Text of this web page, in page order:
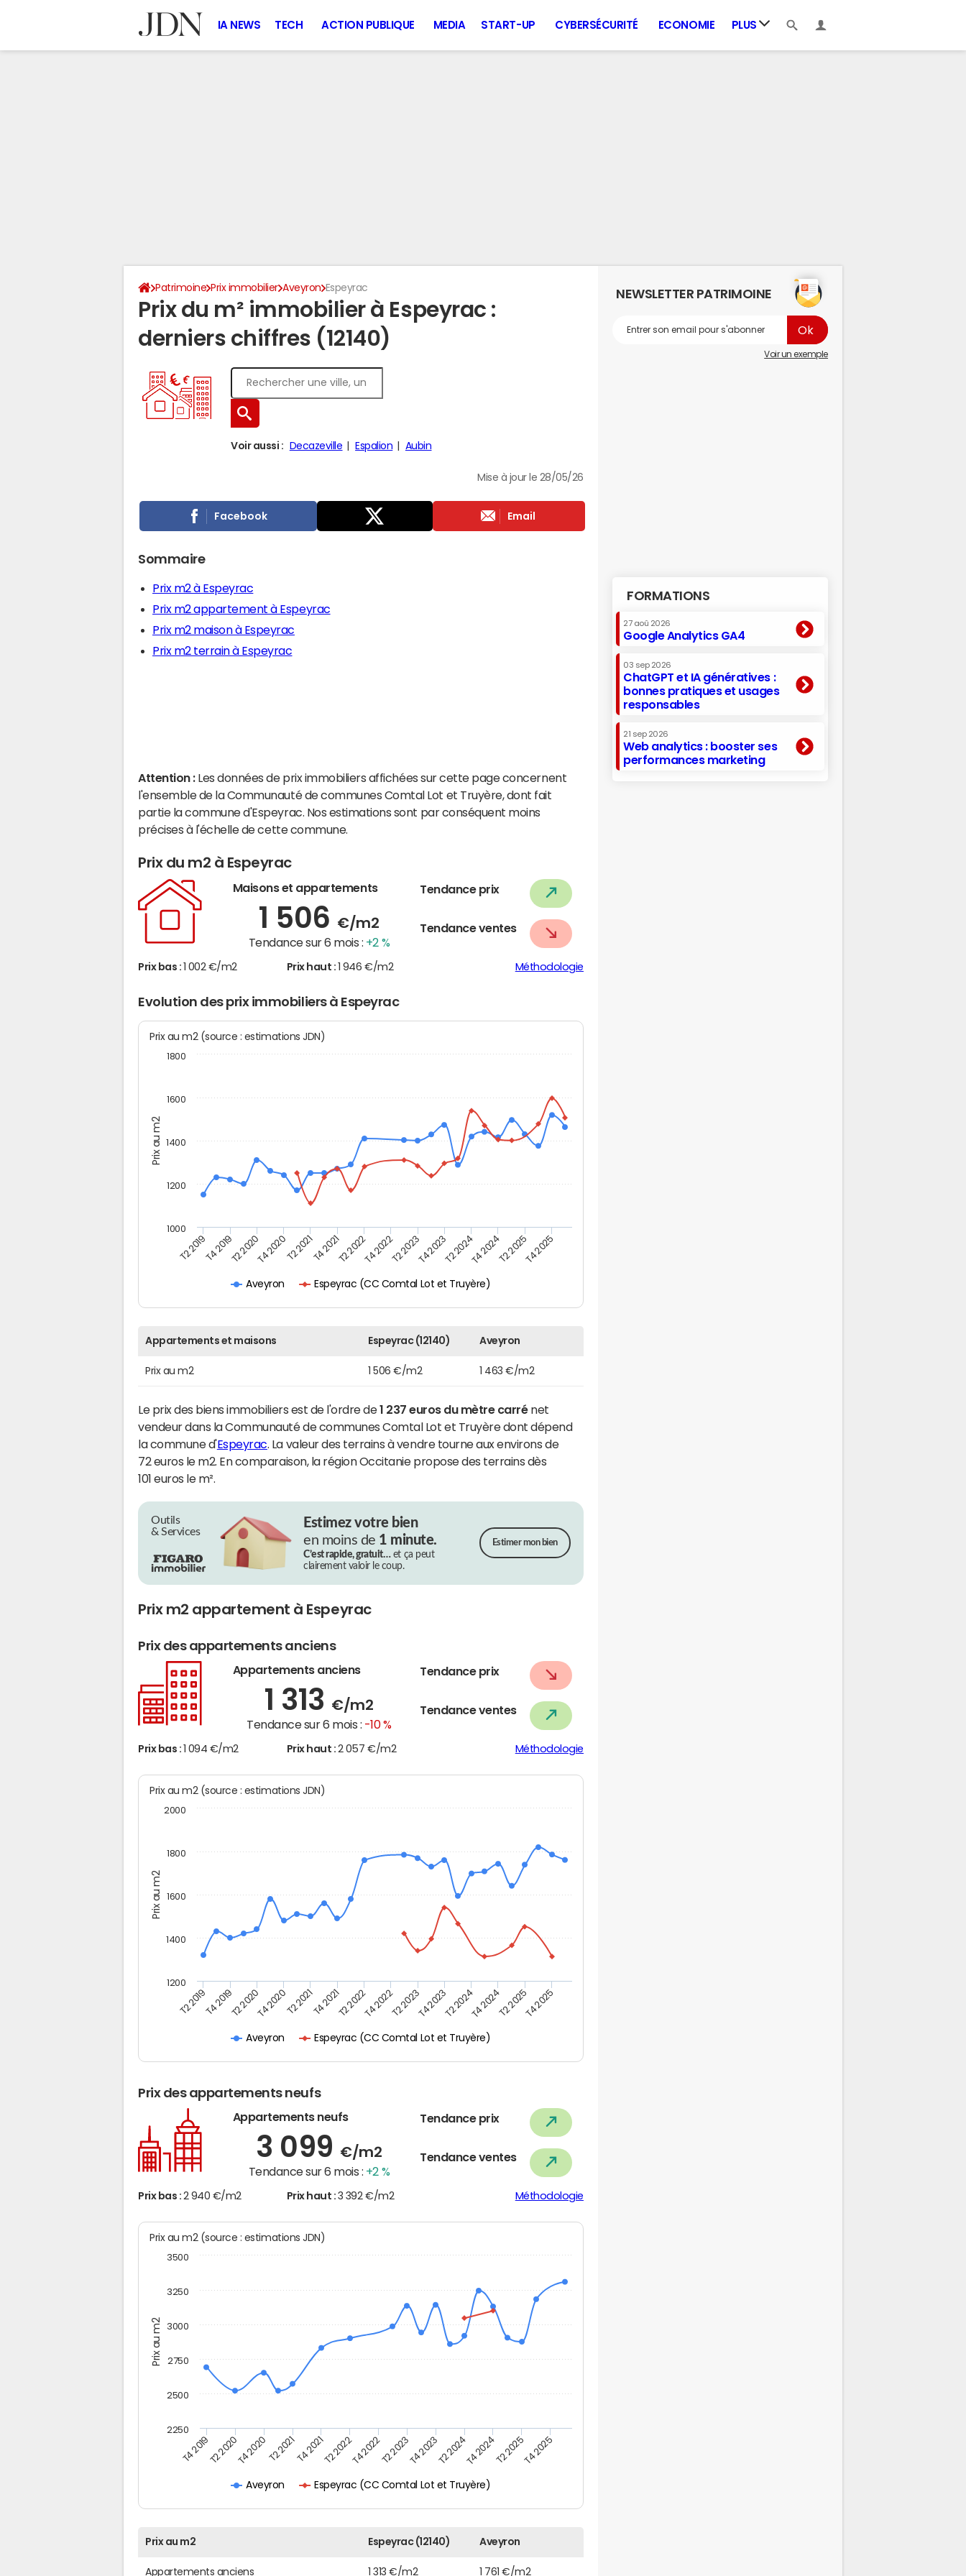
IA NEWS TECH ACTION PUBLIQUE MEDIA START-UP CYBERSÉCURITÉ ECONOMIE PLUS
Patrimoine Prix immobilier Aveyron Espeyrac
Prix du m² immobilier à Espeyrac :
derniers chiffres (12140)
Voir aussi : Decazeville Espalion Aubin
Mise à jour le 28/05/26
Facebook Email
Sommaire
Prix m2 à Espeyrac
Prix m2 appartement à Espeyrac
Prix m2 maison à Espeyrac
Prix m2 terrain à Espeyrac
Attention : Les données de prix immobiliers affichées sur cette page concernent
l'ensemble de la Communauté de communes Comtal Lot et Truyère, dont fait
partie la commune d'Espeyrac. Nos estimations sont par conséquent moins
précises à l'échelle de cette commune.
Prix du m2 à Espeyrac
Maisons et appartements
1 506 €/m2
Tendance sur 6 mois : +2 %
Tendance prix
Tendance ventes
Prix bas : 1 002 €/m2 Prix haut : 1 946 €/m2 Méthodologie
Evolution des prix immobiliers à Espeyrac
Prix au m2
Prix au m2 (source : estimations JDN)
Aveyron Espeyrac (CC Comtal Lot et Truyère)
T2 2019T4 2019T2 2020T4 2020T2 2021T4 2021T2 2022T4 2022T2 2023T4 2023T2 2024T4 2024T2 2025T4 2025
1000
1200
1400
1600
1800
Appartements et maisons Espeyrac (12140) Aveyron
Prix au m2 1 506 €/m2 1 463 €/m2
Le prix des biens immobiliers est de l'ordre de1 237 euros du mètre carrénet
vendeur dans la Communauté de communes Comtal Lot et Truyère dont dépend
la commune d'Espeyrac . La valeur des terrains à vendre tourne aux environs de
72 euros le m2. En comparaison, la région Occitanie propose des terrains dès
101 euros le m².
Outils
& Services
Estimez votre bien
en moins de 1 minute.
C’est rapide, gratuit…et ça peut
clairement valoir le coup.
Estimer mon bien
Prix m2 appartement à Espeyrac
Prix des appartements anciens
Appartements anciens
1 313 €/m2
Tendance sur 6 mois : -10 %
Tendance prix
Tendance ventes
Prix bas : 1 094 €/m2 Prix haut : 2 057 €/m2 Méthodologie
Prix au m2
Prix au m2 (source : estimations JDN)
Aveyron Espeyrac (CC Comtal Lot et Truyère)
T2 2019T4 2019T2 2020T4 2020T2 2021T4 2021T2 2022T4 2022T2 2023T4 2023T2 2024T4 2024T2 2025T4 2025
1200
1400
1600
1800
2000
Prix des appartements neufs
Appartements neufs
3 099 €/m2
Tendance sur 6 mois : +2 %
Tendance prix
Tendance ventes
Prix bas : 2 940 €/m2 Prix haut : 3 392 €/m2 Méthodologie
Prix au m2
Prix au m2 (source : estimations JDN)
Aveyron Espeyrac (CC Comtal Lot et Truyère)
T4 2019T2 2020T4 2020T2 2021T4 2021T2 2022T4 2022T2 2023T4 2023T2 2024T4 2024T2 2025T4 2025
2250
2500
2750
3000
3250
3500
Prix au m2 Espeyrac (12140) Aveyron
Appartements anciens 1 313 €/m2 1 761 €/m2
NEWSLETTER PATRIMOINE
Voir un exemple
FORMATIONS
27 aoû 2026
Google Analytics GA4
03 sep 2026
ChatGPT et IA génératives :
bonnes pratiques et usages
responsables
21 sep 2026
Web analytics : booster ses
performances marketing